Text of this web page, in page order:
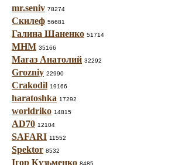
mr.seniv 78274
Скилеф 56681
Галина Шаненко 51714
МНМ 35166
Магаз Анатолий 32292
Grozniy 22990
Crakodil 19166
haratoshka 17292
worldriko 14815
AD70 12104
SAFARI 11552
Spektor 8532
Ігор Кузьменко 8485